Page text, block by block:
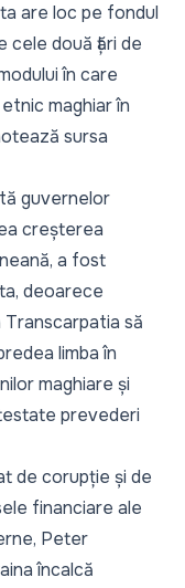
are loc pe fondul
două țări de
în care
maghiar în
sursa
guvernelor
creșterea
a fost
deoarece
Transcarpatia să
limba în
maghiare și
prevederi
de corupție și de
financiare ale
Peter
încalcă